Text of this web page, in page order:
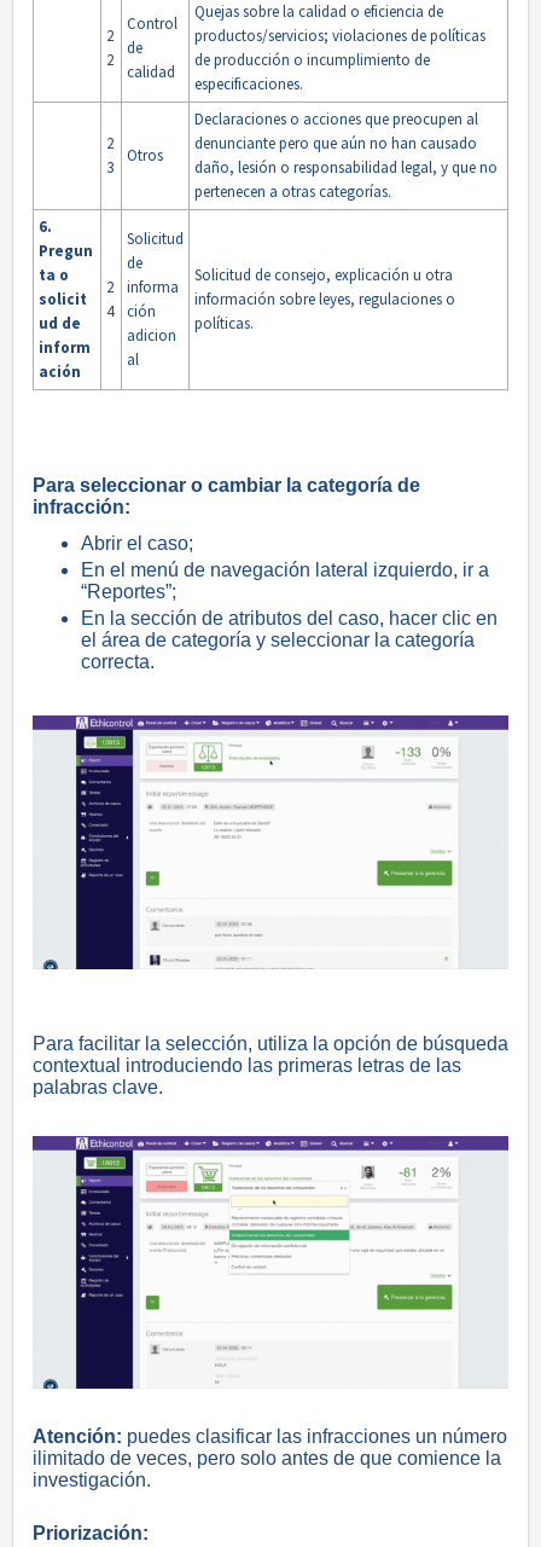
2
2
Control
de
calidad
Quejas sobre la calidad o eficiencia de
productos/servicios; violaciones de políticas
de producción o incumplimiento de
especificaciones.
2
3
Otros
Declaraciones o acciones que preocupen al
denunciante pero que aún no han causado
daño, lesión o responsabilidad legal, y que no
pertenecen a otras categorías.
6.
Pregun
ta o
solicit
ud de
inform
ación
2
4
Solicitud
de
informa
ción
adicion
al
Solicitud de consejo, explicación u otra
información sobre leyes, regulaciones o
políticas.
Para seleccionar o cambiar la categoría de
infracción:
Abrir el caso;
En el menú de navegación lateral izquierdo, ir a
“Reportes”;
En la sección de atributos del caso, hacer clic en
el área de categoría y seleccionar la categoría
correcta.
Para facilitar la selección, utiliza la opción de búsqueda
contextual introduciendo las primeras letras de las
palabras clave.
Atención: puedes clasificar las infracciones un número
ilimitado de veces, pero solo antes de que comience la
investigación.
Priorización: